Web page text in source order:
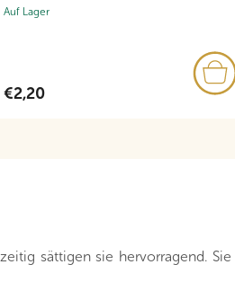
Auf Lager
€2,20
sättigen sie hervorragend. Sie